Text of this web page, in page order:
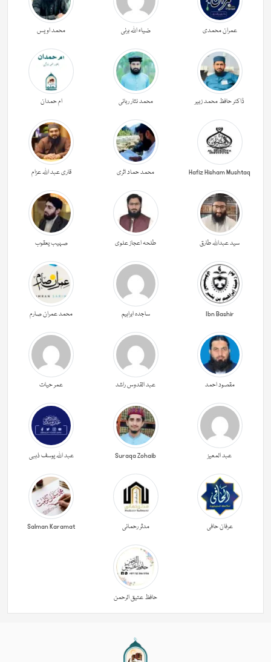
عمران محمدی ضیاء اللہ برنی محمد اویس
ڈاکٹر حافظ محمد زبیر محمد نثار ربانی ام حمدان
Hafiz Hisham Mushtaq محمد حماد اثری قاری عبد اللہ عزام
سید عبداللہ طارق طلحہ اعجاز علوی صہیب یعقوب
Ibn Bashir ساجدہ ابراہیم محمد عمران صارم
مقصود احمد عبد القدوس راشد عمر حیات
عبد المعیز Suraqa Zohaib عبد اللہ یوسف ذہبی
عرفان حافی مدثر رحمانی Salman Karamat
حافظ عتیق الرحمن